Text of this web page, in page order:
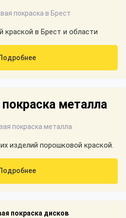
краской в Брест и области
металла
изделий порошковой краской.
покраска дисков